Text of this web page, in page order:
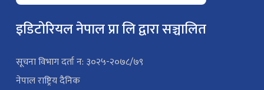
इडिटोरियल नेपाल प्रा लि द्वारा सञ्चालित
सूचना विभाग दर्ता न: ३०२५-२०७८/७९
नेपाल राष्ट्रिय दैनिक